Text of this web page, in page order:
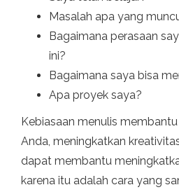
Masalah apa yang
Bagaimana perasaan
ini?
Bagaimana saya bisa
Apa proyek saya?
Kebiasaan menulis
Anda, meningkatkan
dapat membantu
karena itu adalah cara yang